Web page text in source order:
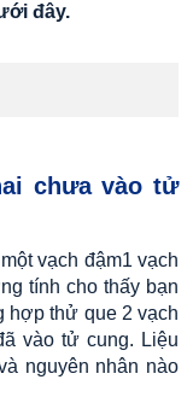
đây.
chưa vào tử
vạch đậm1 vạch
tính cho thấy bạn
hợp thử que 2 vạch
vào tử cung. Liệu
nguyên nhân nào